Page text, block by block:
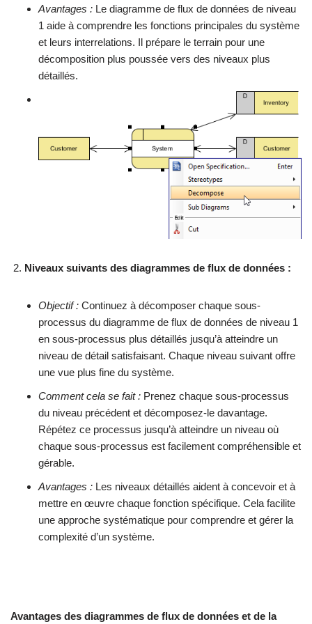
Avantages : Le diagramme de flux de données de niveau
1 aide à comprendre les fonctions principales du système
et leurs interrelations. Il prépare le terrain pour une
décomposition plus poussée vers des niveaux plus
détaillés.
Niveaux suivants des diagrammes de flux de données :
Objectif : Continuez à décomposer chaque sous-
processus du diagramme de flux de données de niveau 1
en sous-processus plus détaillés jusqu’à atteindre un
niveau de détail satisfaisant. Chaque niveau suivant offre
une vue plus fine du système.
Comment cela se fait : Prenez chaque sous-processus
du niveau précédent et décomposez-le davantage.
Répétez ce processus jusqu’à atteindre un niveau où
chaque sous-processus est facilement compréhensible et
gérable.
Avantages : Les niveaux détaillés aident à concevoir et à
mettre en œuvre chaque fonction spécifique. Cela facilite
une approche systématique pour comprendre et gérer la
complexité d’un système.
Avantages des diagrammes de flux de données et de la